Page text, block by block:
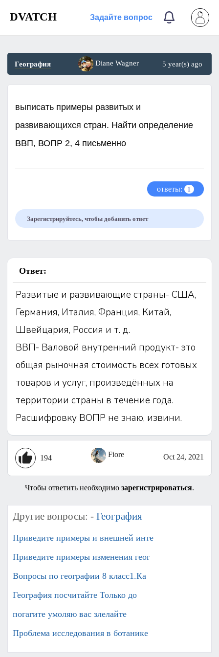
DVATCH Задайте вопрос
География Diane Wagner 5 year(s) ago
выписать примеры развитых и
развивающихся стран. Найти определение
ВВП, ВОПР 2, 4 письменно​
ответы: 1
Зарегистрируйтесь, чтобы добавить ответ
Ответ:
Развитые и развивающие страны- США,
Германия, Италия, Франция, Китай,
Швейцария, Россия и т. д.
ВВП- Валовой внутренний продукт- это
общая рыночная стоимость всех готовых
товаров и услуг, произведённых на
территории страны в течение года.
Расшифровку ВОПР не знаю, извини.
194 Fiore Oct 24, 2021
Чтобы ответить необходимо зарегистрироваться.
Другие вопросы: - География
Приведите примеры и внешней инте
Приведите примеры изменения геог
Вопросы по географии 8 класс1.Ка
География посчитайте Только до
погагите умоляю вас злелайте
Проблема исследования в ботанике